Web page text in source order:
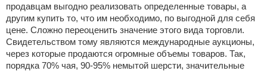
продавцам выгодно реализовать определенные товары, а
другим купить то, что им необходимо, по выгодной для себя
цене. Сложно переоценить значение этого вида торговли.
Свидетельством тому являются международные аукционы,
через которые продаются огромные объемы товаров. Так,
порядка 70% чая, 90-95% немытой шерсти, значительные